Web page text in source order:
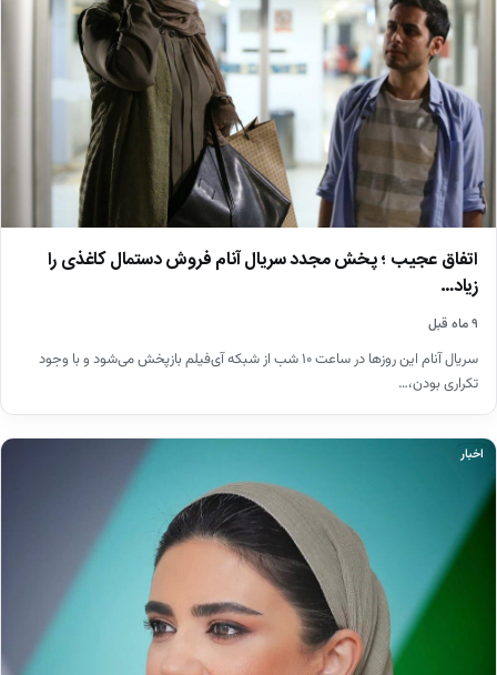
اتفاق عجیب ؛ پخش مجدد سریال آنام فروش دستمال کاغذی را
زیاد…
۹ ماه قبل
​سریال آنام این روزها در ساعت ۱۰ شب از شبکه آی‌فیلم بازپخش می‌شود و با وجود
تکراری بودن،…
اخبار